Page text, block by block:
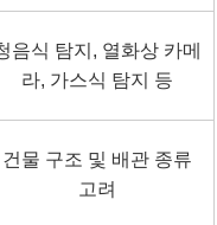
음식 탐지, 열화상 카메
라, 가스식 탐지 등
건물 구조 및 배관 종류
고려